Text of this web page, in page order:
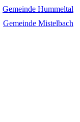
Gemeinde Hummeltal
Gemeinde Mistelbach